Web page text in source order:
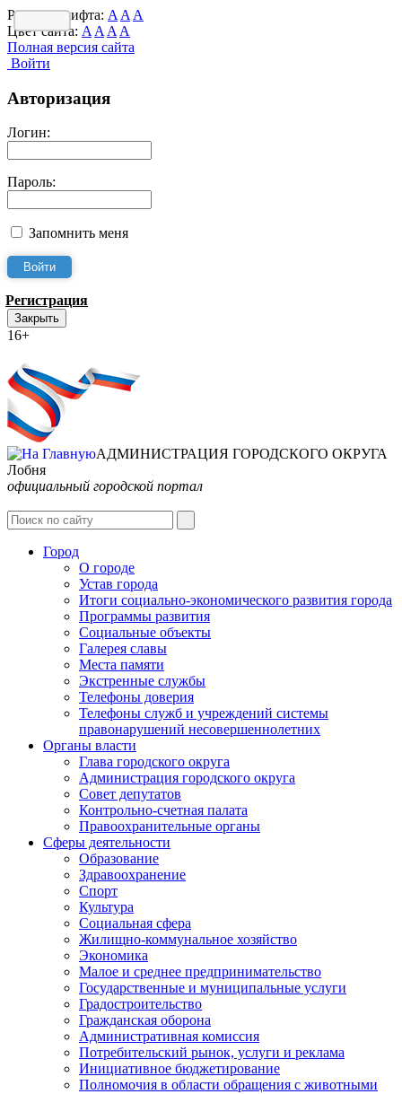
Размер шрифта: A A A
Цвет сайта: A A A A
Полная версия сайта
Войти
Авторизация
Логин:
Пароль:
Запомнить меня
Регистрация
Закрыть
16+
АДМИНИСТРАЦИЯ ГОРОДСКОГО ОКРУГА
Лобня
официальный городской портал
Город
О городе
Устав города
Итоги социально-экономического развития города
Программы развития
Социальные объекты
Галерея славы
Места памяти
Экстренные службы
Телефоны доверия
Телефоны служб и учреждений системы
правонарушений несовершеннолетних
Органы власти
Глава городского округа
Администрация городcкого округа
Совет депутатов
Контрольно-счетная палата
Правоохранительные органы
Сферы деятельности
Образование
Здравоохранение
Спорт
Культура
Социальная сфера
Жилищно-коммунальное хозяйство
Экономика
Малое и среднее предпринимательство
Государственные и муниципальные услуги
Градостроительство
Гражданская оборона
Административная комиссия
Потребительский рынок, услуги и реклама
Инициативное бюджетирование
Полномочия в области обращения с животными